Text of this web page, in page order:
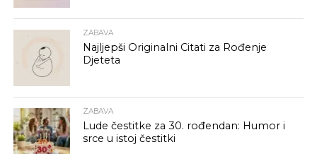
ZABAVA
Najljepši Originalni Citati za Rođenje
Djeteta
ZABAVA
Lude čestitke za 30. rođendan: Humor i
srce u istoj čestitki